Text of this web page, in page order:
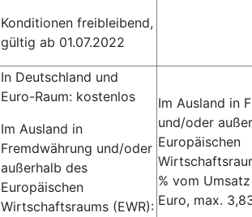
Konditionen freibleibend,
gültig ab 01.07.2022
In Deutschland und
Euro-Raum: kostenlos
Im Ausland in
Fremdwährung und/oder
außerhalb des
Europäischen
Wirtschaftsraums (EWR):
Im Ausland in
und/oder
Europäischen
% vom
Euro, max.